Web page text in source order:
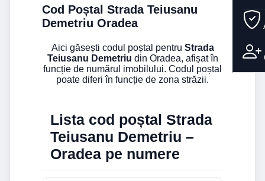
Cod Poștal Strada Teiusanu
Demetriu Oradea
Aici găsești codul poștal pentru Strada
Teiusanu Demetriu din Oradea, afișat în
funcție de numărul imobilului. Codul poștal
poate diferi în funcție de zona străzii.
Lista cod poștal Strada
Teiusanu Demetriu –
Oradea pe numere